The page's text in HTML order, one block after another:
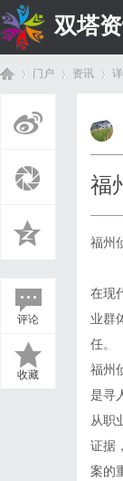
双塔
门户 资讯
›
评论
收藏
福
福州
在现
业群
任。
福州
是寻
从职
证据
案的